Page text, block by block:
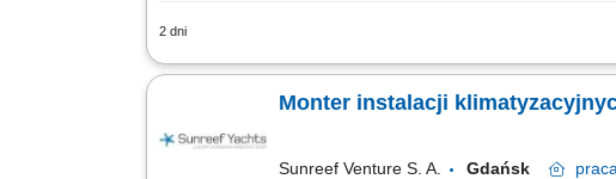
2 dni
Montaż systemów i urządzeń klimatyzacyjnych na
Monter instalacji
Sunreef Venture S. A. Gdańsk praca